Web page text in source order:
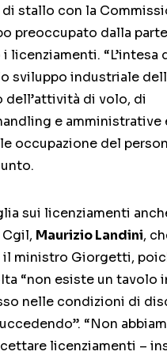
stallo con la
preoccupato dalla
licenziamenti. “L’intesa
sviluppo industriale
dell’attività di volo, di
e amministrative
occupazione del
sui licenziamenti
Maurizio Landini,
ministro Giorgetti,
“non esiste un tavolo
nelle condizioni di
“Non
licenziamenti –